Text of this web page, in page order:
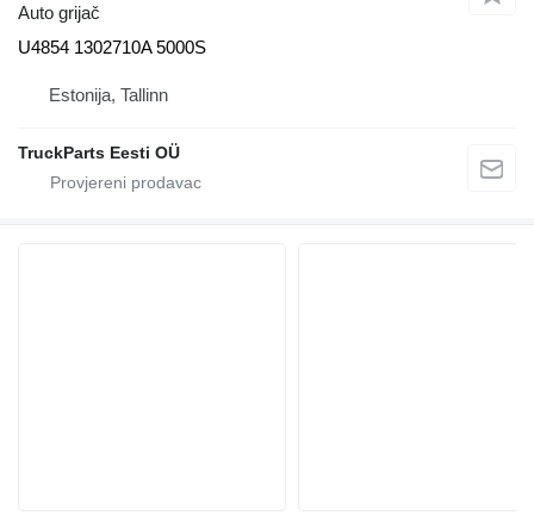
Auto grijač
U4854 1302710A 5000S
Estonija, Tallinn
TruckParts Eesti OÜ